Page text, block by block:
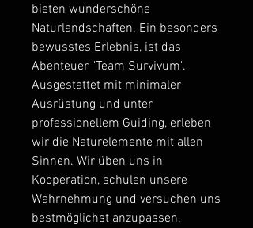
bieten wunderschöne
Naturlandschaften. Ein besonders
bewusstes Erlebnis, ist das
Abenteuer "Team Survivum".
Ausgestattet mit minimaler
Ausrüstung und unter
professionellem Guiding, erleben
wir die Naturelemente mit allen
Sinnen. Wir üben uns in
Kooperation, schulen unsere
Wahrnehmung und versuchen uns
bestmöglichst anzupassen.